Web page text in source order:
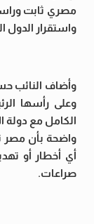
مصري ثابت
واستقرار الدول
وأضاف النائب
وعلى رأسها
الكامل مع دولة
واضحة بأن مصر
أي أخطار أو
صراعات.